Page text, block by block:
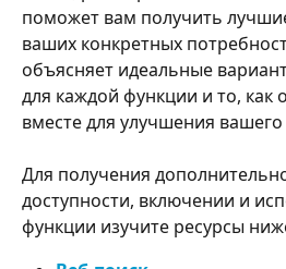
поможет вам получить
ваших конкретных
объясняет идеальные
для каждой функции и то, как
вместе для улучшения
Для получения
доступности, включении и
функции изучите ресурсы